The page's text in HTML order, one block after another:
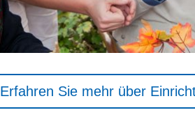
Erfahren Sie mehr über